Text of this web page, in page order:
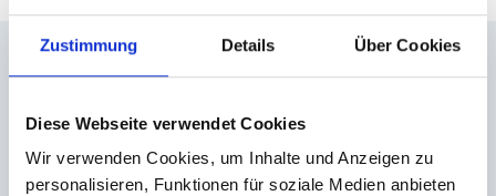
Zustimmung Details Über Cookies
Diese Webseite verwendet Cookies
Wir verwenden Cookies, um Inhalte und Anzeigen zu
personalisieren, Funktionen für soziale Medien anbieten
Bad Hofgastein Dorfgastein